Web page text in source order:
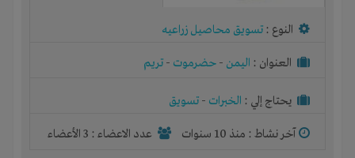
النوع : تسويق محاصيل زراعيه
العنوان : اليمن - حضرموت - تريم
يحتاج إلي : الخبرات - تسويق
آخر نشاط : منذ 10 سنوات عدد الاعضاء : 3 الأعضاء